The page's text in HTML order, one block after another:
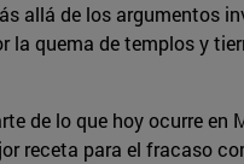
allá de los argumentos
quema de templos y
de lo que hoy ocurre en
receta para el fracaso